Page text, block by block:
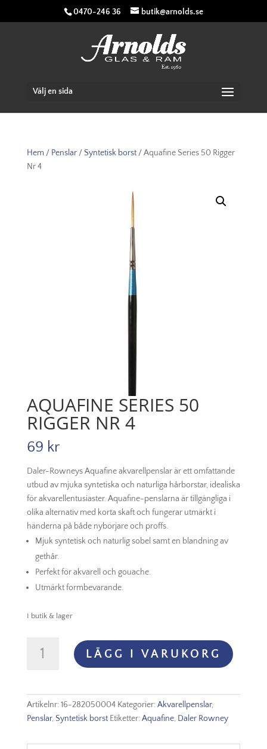
0470-246 36 butik@arnolds.se
Välj en sida
Hem / Penslar/ Syntetisk borst/ Aquafine Series 50 Rigger
Nr 4
AQUAFINE SERIES 50
RIGGER NR 4
69 kr
Daler-Rowneys Aquafine akvarellpenslar är ett omfattande
utbud av mjuka syntetiska och naturliga hårborstar, idealiska
för akvarellentusiaster. Aquafine-penslarna är tillgängliga i
olika alternativ med korta skaft och fungerar utmärkt i
händerna på både nybörjare och proffs.
Mjuk syntetisk och naturlig sobel samt en blandning av
gethår.
Perfekt för akvarell och gouache.
Utmärkt formbevarande.
I butik & lager
Series
LÄGG I VARUKORG
Artikelnr:16-282050004 Kategorier:Akvarellpenslar,
Penslar, Syntetisk borst Etiketter:Aquafine, Daler Rowney